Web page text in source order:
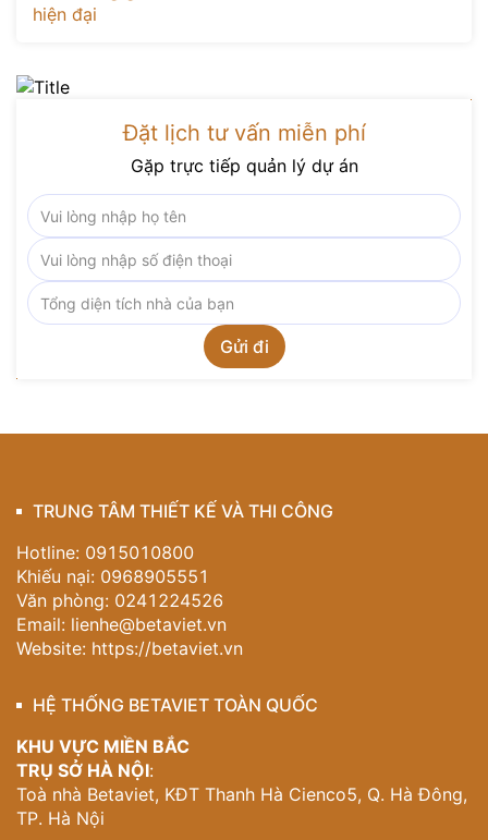
Đặt lịch tư vấn miễn phí
Gặp trực tiếp quản lý dự án
TRUNG TÂM THIẾT KẾ VÀ THI CÔNG
Hotline: 0915010800
Khiếu nại: 0968905551
Văn phòng: 0241224526
Email: lienhe@betaviet.vn
Website: https://betaviet.vn
HỆ THỐNG BETAVIET TOÀN QUỐC
KHU VỰC MIỀN BẮC
TRỤ SỞ HÀ NỘI:
Toà nhà Betaviet, KĐT Thanh Hà Cienco5, Q. Hà Đông,
TP. Hà Nội